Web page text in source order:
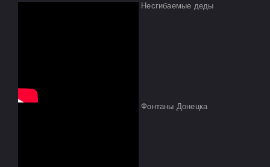
Несгибаемые деды
Фонтаны Донецка